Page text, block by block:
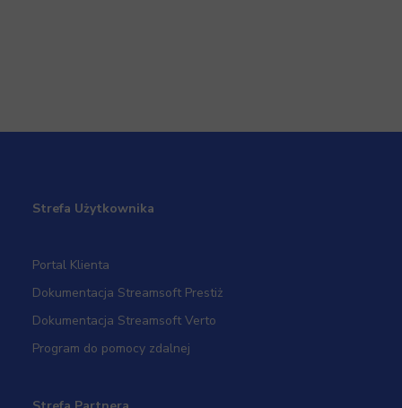
Strefa Użytkownika
Portal Klienta
Dokumentacja Streamsoft Prestiż
Dokumentacja Streamsoft Verto
Program do pomocy zdalnej